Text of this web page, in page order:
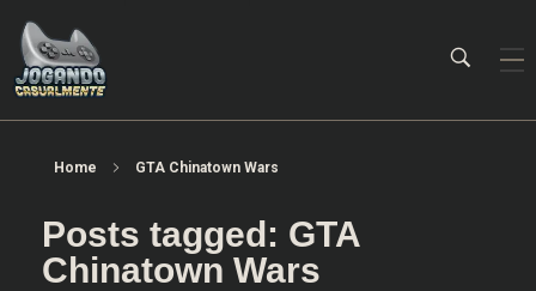
Home GTA Chinatown Wars
Posts tagged: GTA
Chinatown Wars